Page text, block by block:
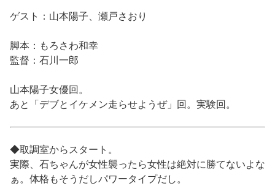
ゲスト：山本陽子、瀬戸さおり
脚本：もろさわ和幸
監督：石川一郎
山本陽子女優回。
あと「デブとイケメン走らせようぜ」回。実験回。
◆取調室からスタート。
実際、石ちゃんが女性襲ったら女性は絶対に勝てないよな
ぁ。体格もそうだしパワータイプだし。